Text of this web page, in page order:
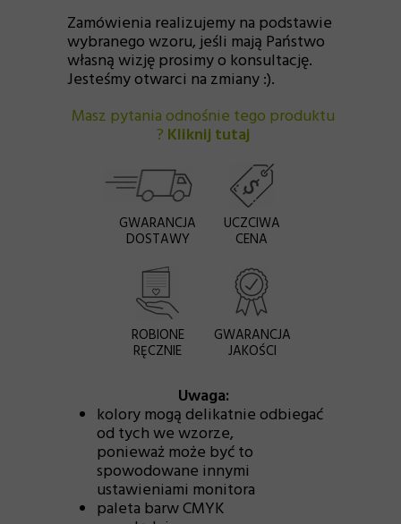
Zamówienia realizujemy na podstawie
wybranego wzoru, jeśli mają Państwo
własną wizję prosimy o konsultację.
Jesteśmy otwarci na zmiany :).
UCZCIWA
CENA
GWARANCJA
DOSTAWY
GWARANCJA
JAKOŚCI
ROBIONE
RĘCZNIE
Uwaga:
kolory mogą delikatnie odbiegać
od tych we wzorze,
ponieważ może być to
spowodowane innymi
ustawieniami monitora
paleta barw CMYK
Masz pytania odnośnie tego produktu
? Kliknij tutaj